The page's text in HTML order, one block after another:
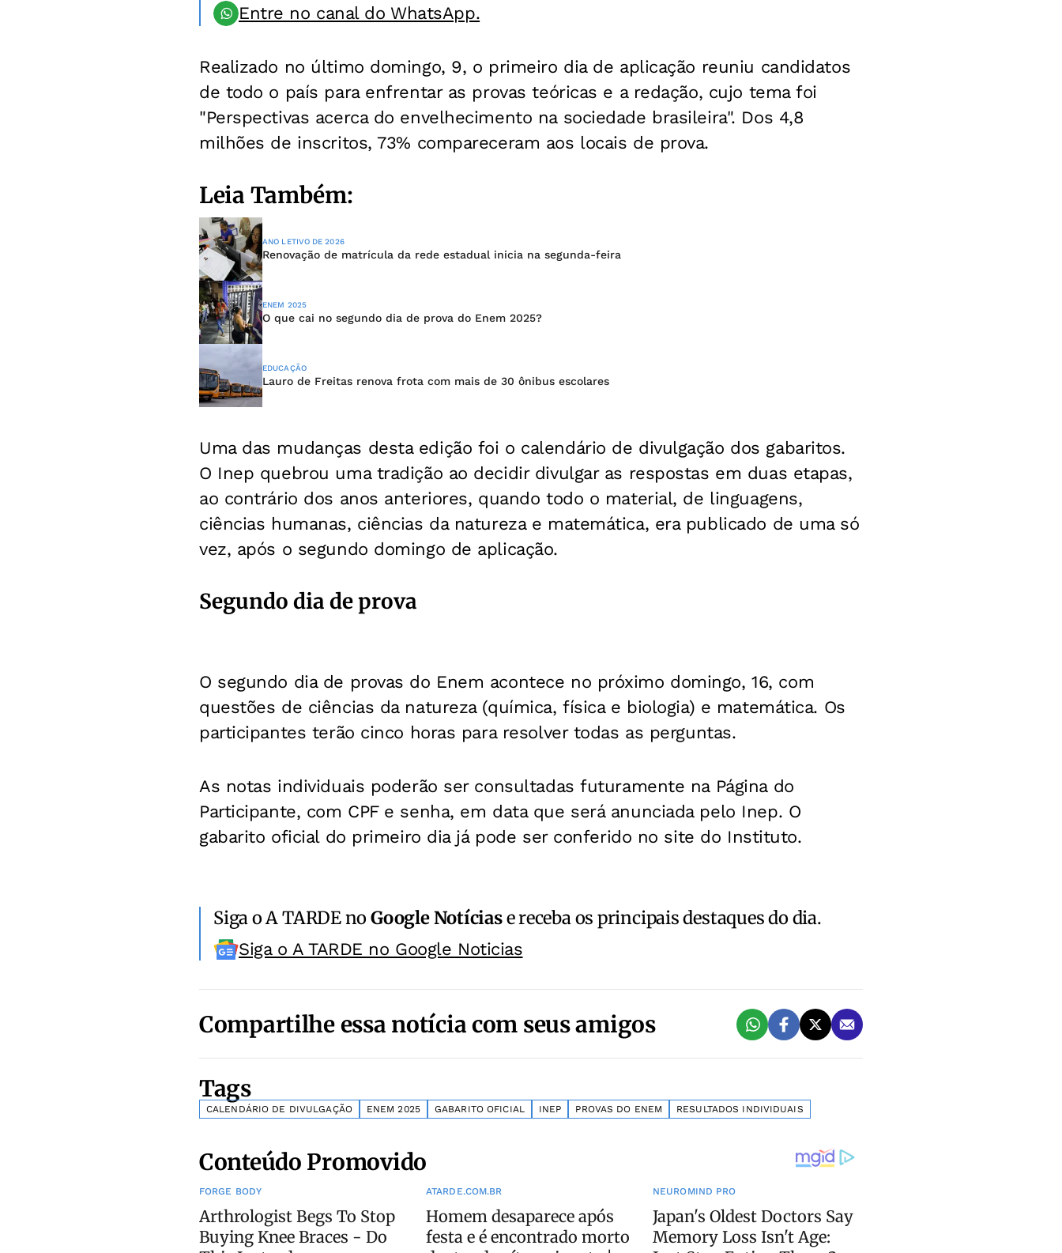
Entre no canal do WhatsApp.
Realizado no último domingo, 9, o primeiro dia de aplicação reuniu candidatos
de todo o país para enfrentar as provas teóricas e a redação, cujo tema foi
"Perspectivas acerca do envelhecimento na sociedade brasileira". Dos 4,8
milhões de inscritos, 73% compareceram aos locais de prova.
Leia Também:
ANO LETIVO DE 2026
Renovação de matrícula da rede estadual inicia na segunda-feira
ENEM 2025
O que cai no segundo dia de prova do Enem 2025?
EDUCAÇÃO
Lauro de Freitas renova frota com mais de 30 ônibus escolares
Uma das mudanças desta edição foi o calendário de divulgação dos gabaritos.
O Inep quebrou uma tradição ao decidir divulgar as respostas em duas etapas,
ao contrário dos anos anteriores, quando todo o material, de linguagens,
ciências humanas, ciências da natureza e matemática, era publicado de uma só
vez, após o segundo domingo de aplicação.
Segundo dia de prova
O segundo dia de provas do Enem acontece no próximo domingo, 16, com
questões de ciências da natureza (química, física e biologia) e matemática. Os
participantes terão cinco horas para resolver todas as perguntas.
As notas individuais poderão ser consultadas futuramente na Página do
Participante, com CPF e senha, em data que será anunciada pelo Inep. O
gabarito oficial do primeiro dia já pode ser conferido no site do Instituto.
Siga o A TARDE noGoogle Notíciase receba os principais destaques do dia.
Siga o A TARDE no Google Noticias
Compartilhe essa notícia com seus amigos
Tags
CALENDÁRIO DE DIVULGAÇÃO ENEM 2025 GABARITO OFICIAL INEP PROVAS DO ENEM RESULTADOS INDIVIDUAIS